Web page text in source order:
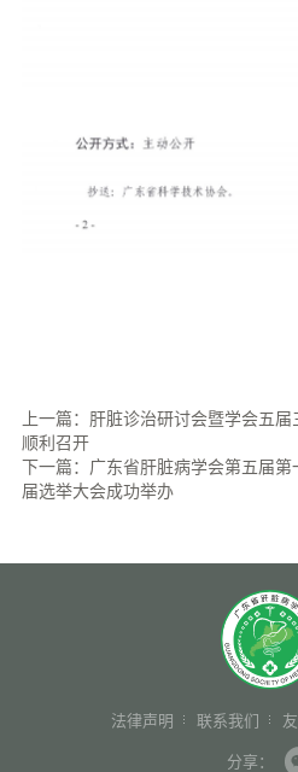
上一篇：肝脏诊治研讨会暨学会五
顺利召开
下一篇：广东省肝脏病学会第五届
届选举大会成功举办
法律声明 联系我们
分享：